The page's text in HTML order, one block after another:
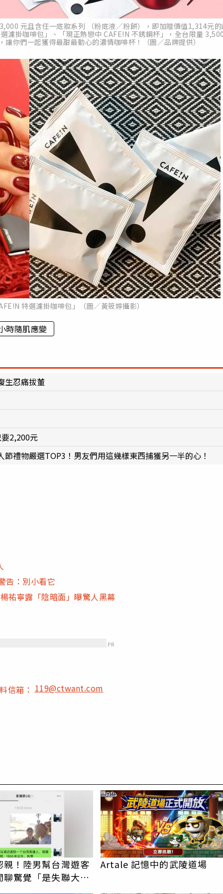
元且含任一底妝系列 （粉底液╱粉餅），即加贈價值1,314元
濾掛咖啡包」、「現正熱戀中 CAFE!N 不銹鋼杯」，全台限量
你們一起獲得最甜最動心的濃情咖啡杯！（圖／品牌提供）
特選濾掛咖啡包」（圖／黃筱婷攝影）
時隨肌應變
生忍痛拔董
2,200元
禮物嚴選TOP3！男友們用這幾樣東西捕獲另一半的心！
告：別小看它
祐寧露「陰暗面」曝驚人黑幕
PR
信箱：119@ctwant.com
親！陸男幫台灣遊客
驚覺「是失聯大
Artale 記憶中的武陵道場
PR